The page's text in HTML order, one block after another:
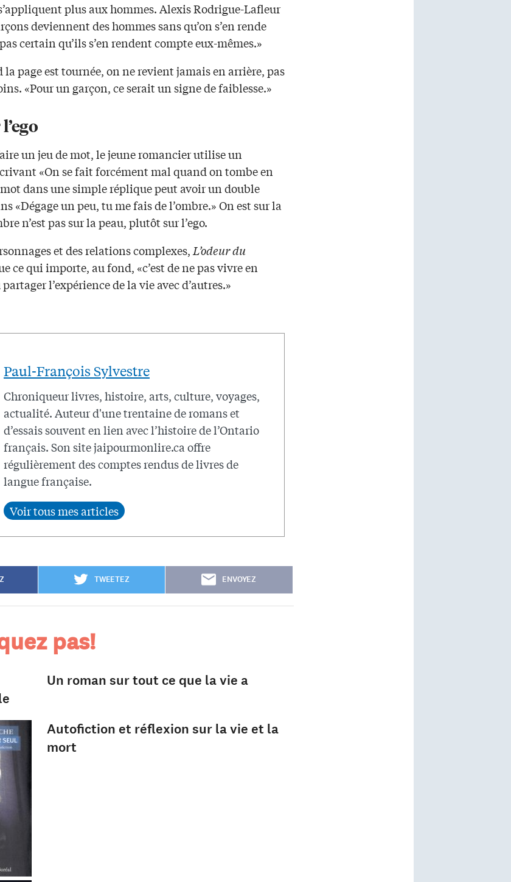
plus aux hommes. Alexis Rodrigue-Lafleur
deviennent des hommes sans qu’on s’en rende
certain qu’ils s’en rendent compte eux-mêmes.»
la page est tournée, on ne revient jamais en arrière, pas
«Pour un garçon, ce serait un signe de faiblesse.»
un jeu de mot, le jeune romancier utilise un
«On se fait forcément mal quand on tombe en
dans une simple réplique peut avoir un double
«Dégage un peu, tu me fais de l’ombre.» On est sur la
n’est pas sur la peau, plutôt sur l’ego.
et des relations complexes,L’odeur du
ce qui importe, au fond, «c’est de ne pas vivre en
l’expérience de la vie avec d’autres.»
Paul-François Sylvestre
Chroniqueur livres, histoire, arts, culture, voyages,
actualité. Auteur d'une trentaine de romans et
d’essais souvent en lien avec l’histoire de l’Ontario
français. Son site jaipourmonlire.ca offre
régulièrement des comptes rendus de livres de
langue française.
TWEETEZ ENVOYEZ
pas!
Un roman sur tout ce que la vie a
Autofiction et réflexion sur la vie et la
mort